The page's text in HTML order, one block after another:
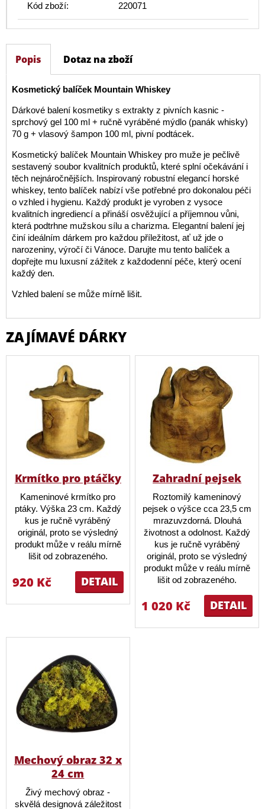
Kód zboží: 220071
Popis Dotaz na zboží
Kosmetický balíček Mountain Whiskey
Dárkové balení kosmetiky s extrakty z pivních kasnic -
sprchový gel 100 ml + ručně vyráběné mýdlo (panák whisky)
70 g + vlasový šampon 100 ml, pivní podtácek.
Kosmetický balíček Mountain Whiskey pro muže je pečlivě
sestavený soubor kvalitních produktů, které splní očekávání i
těch nejnáročnějších. Inspirovaný robustní elegancí horské
whiskey, tento balíček nabízí vše potřebné pro dokonalou péči
o vzhled i hygienu. Každý produkt je vyroben z vysoce
kvalitních ingrediencí a přináší osvěžující a příjemnou vůni,
která podtrhne mužskou sílu a charizma. Elegantní balení jej
činí ideálním dárkem pro každou příležitost, ať už jde o
narozeniny, výročí či Vánoce. Darujte mu tento balíček a
dopřejte mu luxusní zážitek z každodenní péče, který ocení
každý den.
Vzhled balení se může mírně lišit.
ZAJÍMAVÉ DÁRKY
Krmítko pro ptáčky
Kameninové krmítko pro
ptáky. Výška 23 cm. Každý
kus je ručně vyráběný
originál, proto se výsledný
produkt může v reálu mírně
lišit od zobrazeného.
DETAIL
920 Kč
Zahradní pejsek
Roztomilý kameninový
pejsek o výšce cca 23,5 cm
mrazuvzdorná. Dlouhá
životnost a odolnost. Každý
kus je ručně vyráběný
originál, proto se výsledný
produkt může v reálu mírně
lišit od zobrazeného.
DETAIL
1 020 Kč
Mechový obraz 32 x
24 cm
Živý mechový obraz -
skvělá designová záležitost